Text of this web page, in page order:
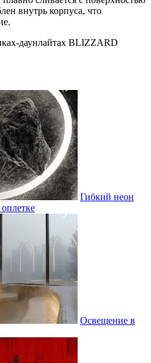
внутрь корпуса, что
даунлайтах BLIZZARD
Гибкий неон
Освещение в